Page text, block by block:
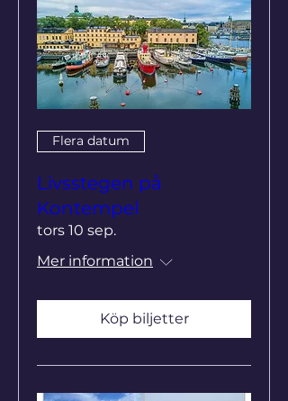
Flera datum
Livsstegen på
Kontempel
tors 10 sep.
Mer information
Köp biljetter